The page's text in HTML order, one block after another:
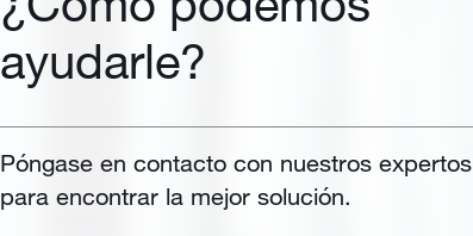
ayudarle?
Póngase en contacto con nuestros expertos
para encontrar la mejor solución.